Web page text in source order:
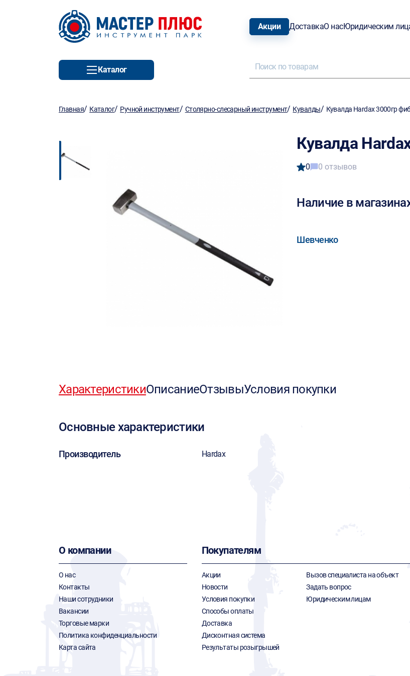
Акции ДоставкаО насЮридическим
Каталог
Главная/ Каталог/ Ручной инструмент/ Столярно-слесарный инструмент/ Кувалды/ Кувалда Hardax 3000гр
Кувалда
0 0 отзывов
Наличие в
Шевченко
ХарактеристикиОписаниеОтзывыУсловия покупки
Основные характеристики
Производитель Hardax
О компании
О нас
Контакты
Наши сотрудники
Вакансии
Торговые марки
Политика конфиденциальности
Карта сайта
Покупателям
Акции
Новости
Условия покупки
Способы оплаты
Доставка
Дисконтная система
Результаты розыгрышей
Вызов специалиста на объект
Задать вопрос
Юридическим лицам